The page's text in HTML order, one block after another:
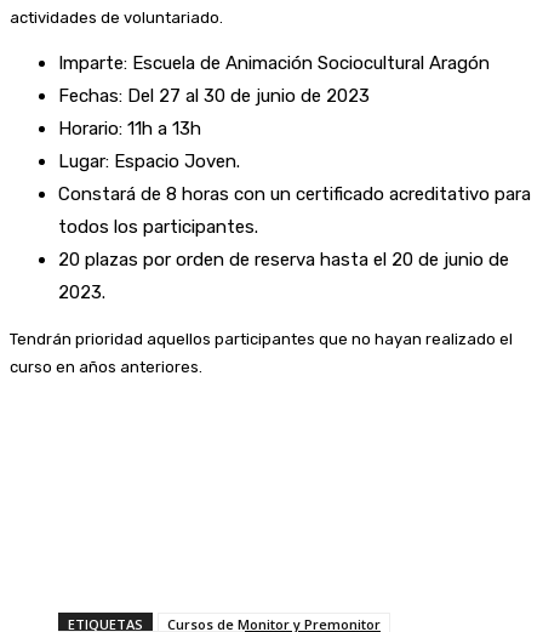
actividades de voluntariado.
Imparte: Escuela de Animación Sociocultural Aragón
Fechas: Del 27 al 30 de junio de 2023
Horario: 11h a 13h
Lugar: Espacio Joven.
Constará de 8 horas con un certificado acreditativo para
todos los participantes.
20 plazas por orden de reserva hasta el 20 de junio de
2023.
Tendrán prioridad aquellos participantes que no hayan realizado el
curso en años anteriores.
ETIQUETAS Cursos de Monitor y Premonitor